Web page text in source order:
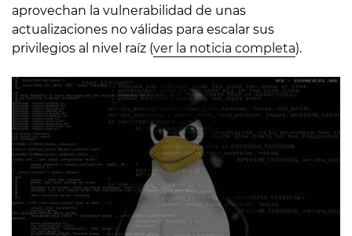
aprovechan la vulnerabilidad de unas
actualizaciones no válidas para escalar sus
privilegios al nivel raíz (ver la noticia completa).